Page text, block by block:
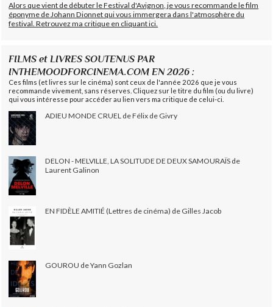
Alors que vient de débuter le Festival d'Avignon, je vous recommande le film
éponyme de Johann Dionnet qui vous immergera dans l'atmosphère du
festival. Retrouvez ma critique en cliquant ici.
FILMS et LIVRES SOUTENUS PAR
INTHEMOODFORCINEMA.COM EN 2026 :
Ces films (et livres sur le cinéma) sont ceux de l'année 2026 que je vous
recommande vivement, sans réserves. Cliquez sur le titre du film (ou du livre)
qui vous intéresse pour accéder au lien vers ma critique de celui-ci.
ADIEU MONDE CRUEL de Félix de Givry
DELON - MELVILLE, LA SOLITUDE DE DEUX SAMOURAÏS de
Laurent Galinon
EN FIDÈLE AMITIÉ (Lettres de cinéma) de Gilles Jacob
GOUROU de Yann Gozlan